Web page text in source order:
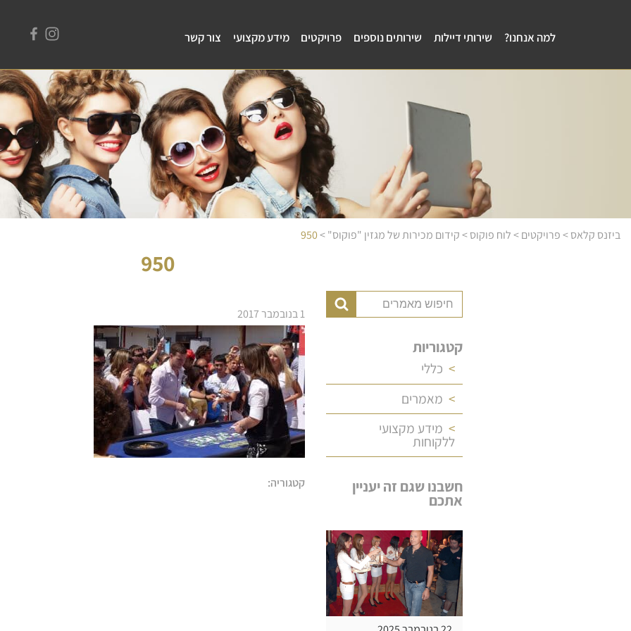
למה אנחנו? שירותי דיילות שירותים נוספים פרויקטים מידע מקצועי צור קשר
ביזנס קלאס>פרויקטים>לוח פוקוס>קידום מכירות של מגזין "פוקוס">
950
950
קטגוריות
כללי
מאמרים
מידע מקצועי
ללקוחות
חשבנו שגם זה יעניין
אתכם
1 בנובמבר 2017
קטגוריה: